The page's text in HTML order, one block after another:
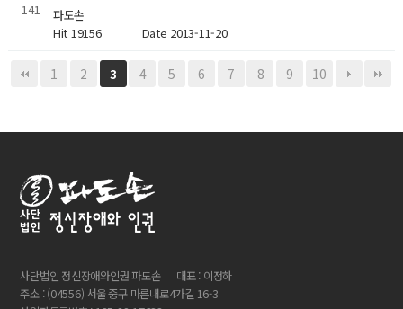
141
파도손
Hit 19156 Date 2013-11-20
1 2 3 4 5 6 7 8 9 10
사단법인 정신장애와인권 파도손
대표 : 이정하
주소 : (04556) 서울 중구 마른내로4가길 16-3